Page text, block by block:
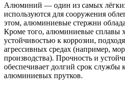
Алюминий — один из самых
используются для сооружения
этом, алюминиевые стержни
Кроме того, алюминиевые сплавы
устойчивостью к коррозии,
агрессивных средах (например,
производства). Прочность и
обеспечивает долгий срок службы
алюминиевых прутков.